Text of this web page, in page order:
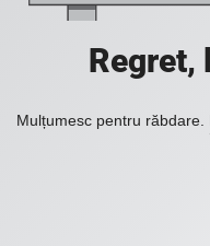
Regret,
Mulțumesc pentru